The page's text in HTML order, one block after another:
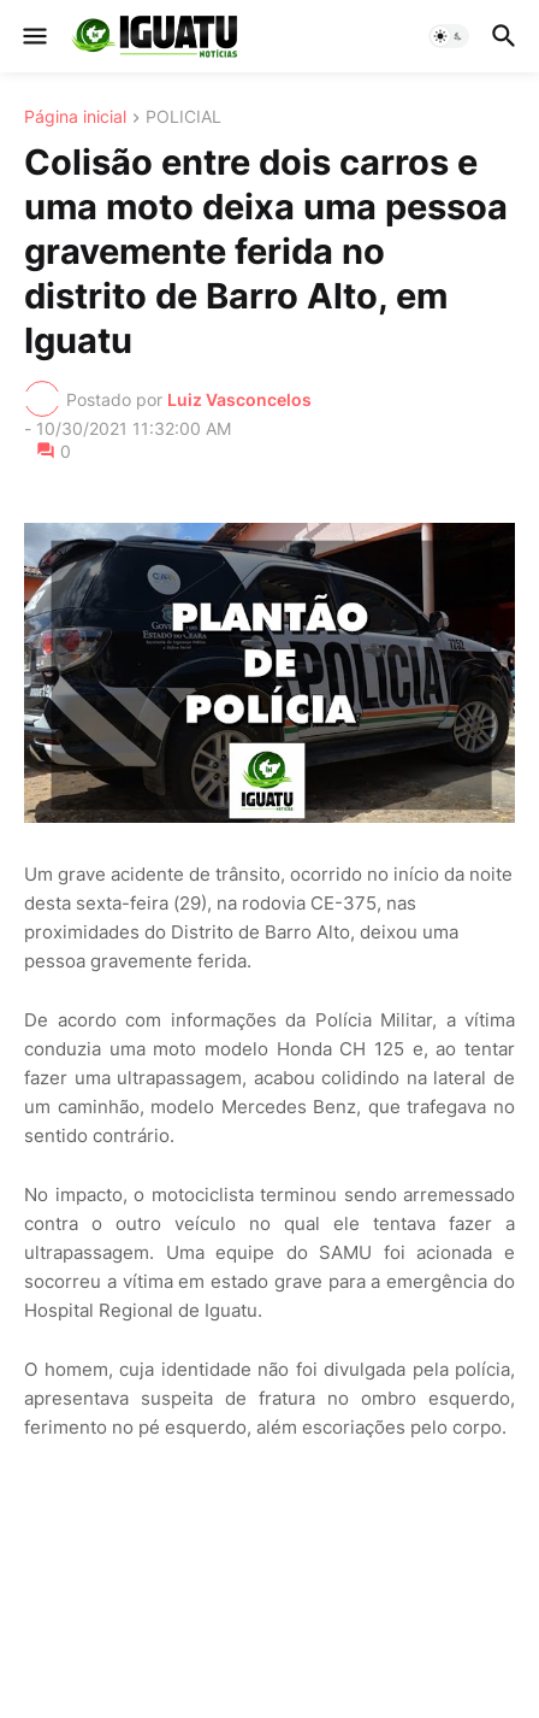
Página inicial POLICIAL
Colisão entre dois carros e
uma moto deixa uma pessoa
gravemente ferida no
distrito de Barro Alto, em
Iguatu
Postado por Luiz Vasconcelos
- 10/30/2021 11:32:00 AM
0
Um grave acidente de trânsito, ocorrido no início da noite
desta sexta-feira (29), na rodovia CE-375, nas
proximidades do Distrito de Barro Alto, deixou uma
pessoa gravemente ferida.
De acordo com informações da Polícia Militar, a vítima
conduzia uma moto modelo Honda CH 125 e, ao tentar
fazer uma ultrapassagem, acabou colidindo na lateral de
um caminhão, modelo Mercedes Benz, que trafegava no
sentido contrário.
No impacto, o motociclista terminou sendo arremessado
contra o outro veículo no qual ele tentava fazer a
ultrapassagem. Uma equipe do SAMU foi acionada e
socorreu a vítima em estado grave para a emergência do
Hospital Regional de Iguatu.
O homem, cuja identidade não foi divulgada pela polícia,
apresentava suspeita de fratura no ombro esquerdo,
ferimento no pé esquerdo, além escoriações pelo corpo.